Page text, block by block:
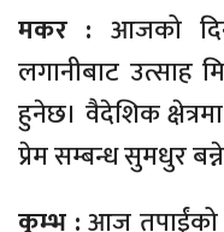
मकर : आजको
लगानीबाट उत्साह
हुनेछ। वैदेशिक
प्रेम सम्बन्ध सुमधुर